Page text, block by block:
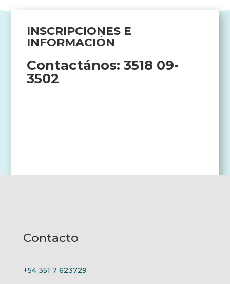
INSCRIPCIONES E
INFORMACIÓN
Contactános: 3518 09-
3502
Contacto
+54 351 7 623729